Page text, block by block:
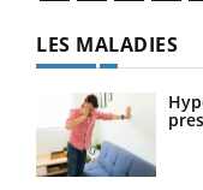
LES MALADIES